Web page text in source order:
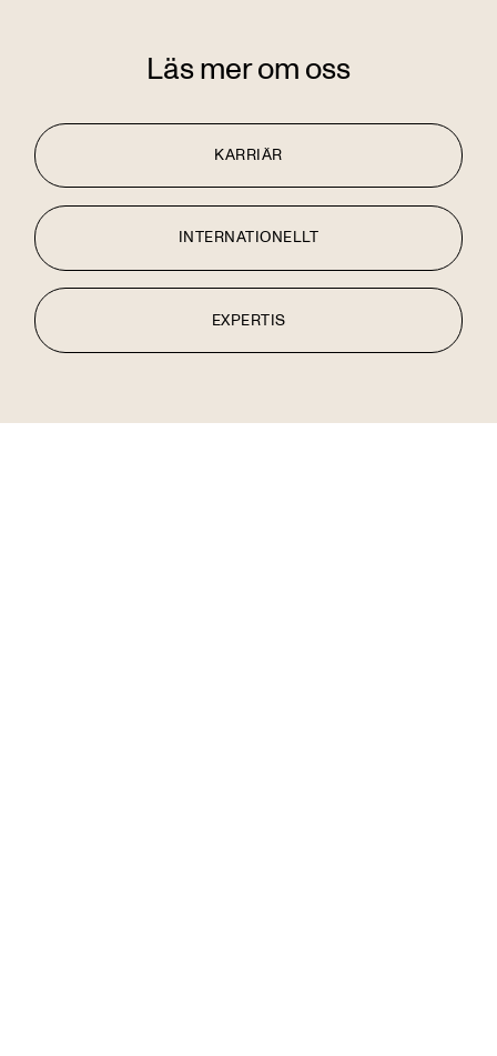
Läs mer om oss
KARRIÄR
INTERNATIONELLT
EXPERTIS